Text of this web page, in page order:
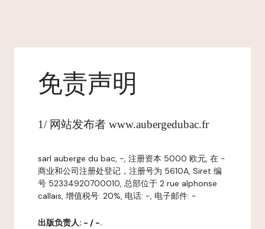
免责声明
1/ 网站发布者 www.aubergedubac.fr
sarl auberge du bac, -, 注册资本 5000 欧元, 在 -
商业和公司注册处登记，注册号为 5610A, Siret 编
号 52334920700010, 总部位于 2 rue alphonse
callais, 增值税号: 20%, 电话: -, 电子邮件: -
出版负责人: - / -.